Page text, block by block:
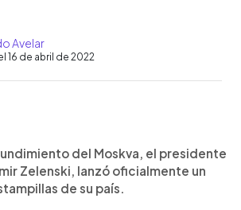
Avelar
16 de abril de 2022
artículo
del Moskva, el presidente
Zelenski, lanzó oficialmente un
de su país.